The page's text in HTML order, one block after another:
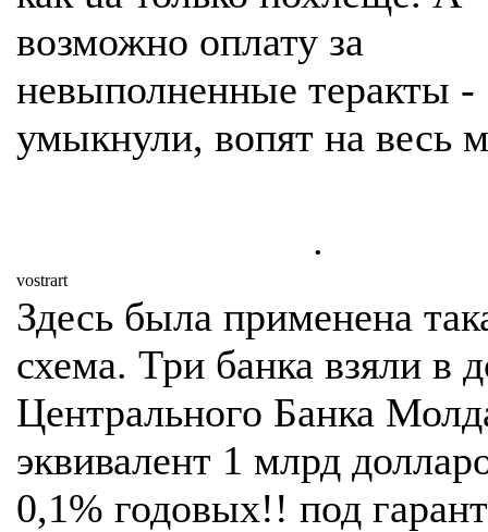
возможно оплату за
невыполненные теракты -
умыкнули, вопят на весь
.
vostrart
Здесь была применена
схема. Три банка взяли в
Центрального Банка
эквивалент 1 млрд
0,1% годовых!! под